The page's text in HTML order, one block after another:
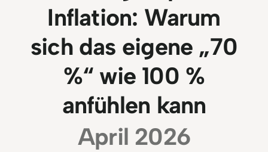
Inflation: Warum
sich das eigene „70
%“ wie 100 %
anfühlen kann
April 2026